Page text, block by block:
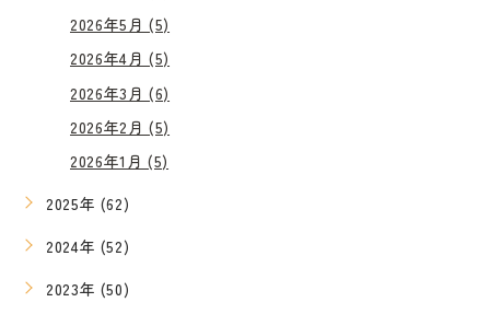
2026年5月 (5)
2026年4月 (5)
2026年3月 (6)
2026年2月 (5)
2026年1月 (5)
2025年 (62)
2024年 (52)
2023年 (50)